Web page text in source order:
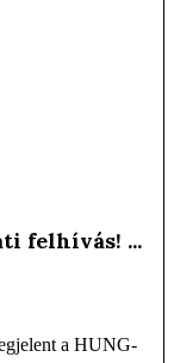
felhívás! ...
a HUNG-